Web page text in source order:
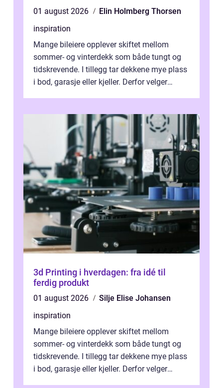
01 august 2026
Elin Holmberg Thorsen
inspiration
Mange bileiere opplever skiftet mellom
sommer- og vinterdekk som både tungt og
tidskrevende. I tillegg tar dekkene mye plass
i bod, garasje eller kjeller. Derfor velger
3d Printing i hverdagen: fra idé til
ferdig produkt
01 august 2026
Silje Elise Johansen
inspiration
Mange bileiere opplever skiftet mellom
sommer- og vinterdekk som både tungt og
tidskrevende. I tillegg tar dekkene mye plass
i bod, garasje eller kjeller. Derfor velger